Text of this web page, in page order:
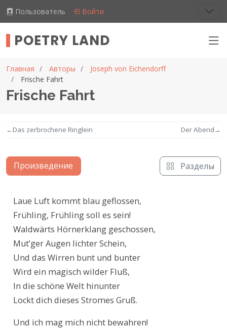
Пользователь Войти
POETRY LAND
Главная Авторы
Joseph von Eichendorff
Frische Fahrt
Frische Fahrt
←Das zerbrochene Ringlein Der Abend→
Произведение Разделы
Текст произведения
Laue Luft kommt blau geflossen,
Frühling, Frühling soll es sein!
Waldwärts Hörnerklang geschossen,
Mut’ger Augen lichter Schein,
Und das Wirren bunt und bunter
Wird ein magisch wilder Fluß,
In die schöne Welt hinunter
Lockt dich dieses Stromes Gruß.
Und ich mag mich nicht bewahren!